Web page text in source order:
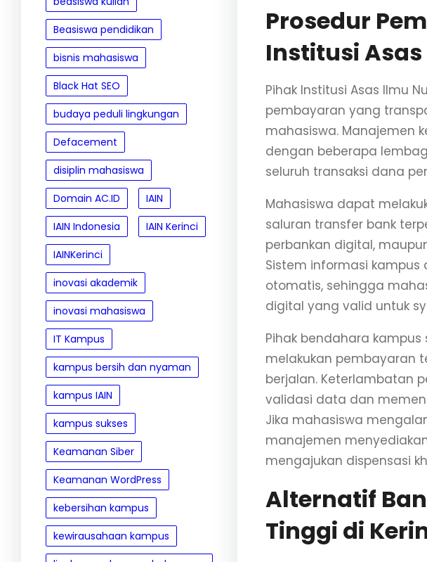
Beasiswa pendidikan
bisnis mahasiswa
Black Hat SEO
budaya peduli lingkungan
Defacement
disiplin mahasiswa
Domain AC.ID
IAIN
IAIN Indonesia
IAIN Kerinci
IAINKerinci
inovasi akademik
inovasi mahasiswa
IT Kampus
kampus bersih dan nyaman
kampus IAIN
kampus sukses
Keamanan Siber
Keamanan WordPress
kebersihan kampus
kewirausahaan kampus
Prosedur
Institusi Asas
Pihak Institusi Asas Ilmu
pembayaran yang
mahasiswa. Manajemen
dengan beberapa
seluruh transaksi dana
Mahasiswa dapat
saluran transfer bank
perbankan digital,
Sistem informasi
otomatis, sehingga
digital yang valid untuk
Pihak bendahara
melakukan pembayaran
berjalan. Keterlambatan
validasi data dan
Jika mahasiswa
manajemen
mengajukan dispensasi
Alternatif
Tinggi di